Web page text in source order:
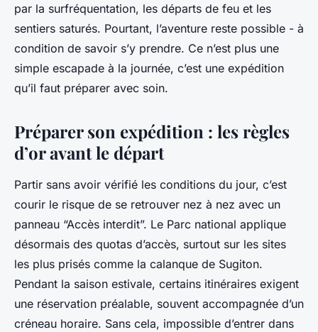
par la surfréquentation, les départs de feu et les
sentiers saturés. Pourtant, l’aventure reste possible - à
condition de savoir s’y prendre. Ce n’est plus une
simple escapade à la journée, c’est une expédition
qu’il faut préparer avec soin.
Préparer son expédition : les règles
d’or avant le départ
Partir sans avoir vérifié les conditions du jour, c’est
courir le risque de se retrouver nez à nez avec un
panneau “Accès interdit”. Le Parc national applique
désormais des quotas d’accès, surtout sur les sites
les plus prisés comme la calanque de Sugiton.
Pendant la saison estivale, certains itinéraires exigent
une réservation préalable, souvent accompagnée d’un
créneau horaire. Sans cela, impossible d’entrer dans